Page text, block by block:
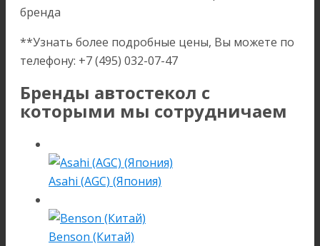
бренда
**Узнать более подробные цены, Вы можете по
телефону: +7 (495) 032-07-47
Бренды автостекол с
которыми мы сотрудничаем
Asahi (AGC) (Япония)
Benson (Китай)